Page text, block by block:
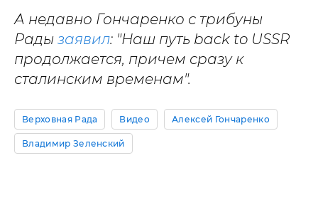
А недавно Гончаренко с трибуны
Рады заявил: "Наш путь back to USSR
продолжается, причем сразу к
сталинским временам".
Верховная Рада Видео Алексей Гончаренко
Владимир Зеленский